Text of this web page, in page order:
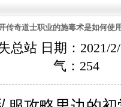
传奇道士职业的施毒术是如何使
站 日期：2021/2/
气： 254